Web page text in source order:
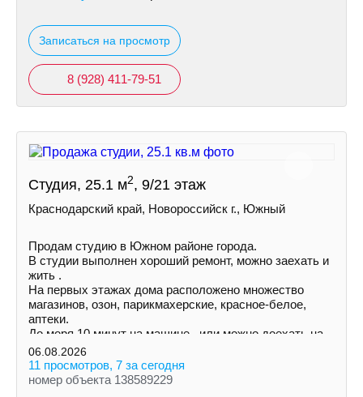
Записаться на просмотр
8 (928) 411-79-51
Студия, 25.1 м2, 9/21 этаж
Краснодарский край, Новороссийск г., Южный
Продам студию в Южном районе города.
В студии выполнен хороший ремонт, можно заехать и
жить .
На первых этажах дома расположено множество
магазинов, озон, парикмахерские, красное-белое,
аптеки.
До моря 10 минут на машине , или можно доехать на
маршрутке.
06.08.2026
11 просмотров, 7 за сегодня
номер объекта 138589229